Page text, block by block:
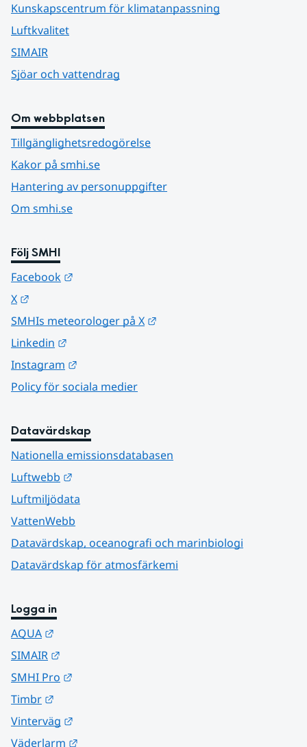
Kunskapscentrum för klimatanpassning
Luftkvalitet
SIMAIR
Sjöar och vattendrag
Om webbplatsen
Tillgänglighetsredogörelse
Kakor på smhi.se
Hantering av personuppgifter
Om smhi.se
Följ SMHI
Facebook
X
SMHIs meteorologer på X
Linkedin
Instagram
Policy för sociala medier
Datavärdskap
Nationella emissionsdatabasen
Luftwebb
Luftmiljödata
VattenWebb
Datavärdskap, oceanografi och marinbiologi
Datavärdskap för atmosfärkemi
Logga in
AQUA
SIMAIR
SMHI Pro
Timbr
Vinterväg
Väderlarm